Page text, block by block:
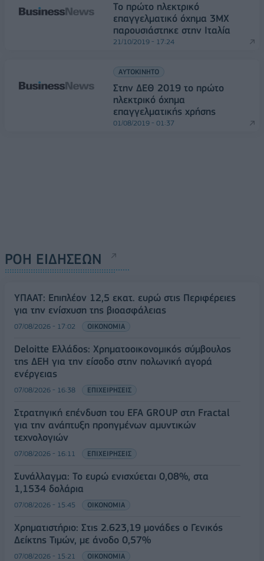
Το πρώτο ηλεκτρικό
επαγγελματικό όχημα 3ΜΧ
παρουσιάστηκε στην Ιταλία
21/10/2019 - 17:24
ΑΥΤΟΚΙΝΗΤΟ
Στην ΔΕΘ 2019 το πρώτο
ηλεκτρικό όχημα
επαγγελματικής χρήσης
01/08/2019 - 01:37
ΡΟΗ ΕΙΔΗΣΕΩΝ
ΥΠΑΑΤ: Επιπλέον 12,5 εκατ. ευρώ στις Περιφέρειες
για την ενίσχυση της βιοασφάλειας
07/08/2026 - 17:02 ΟΙΚΟΝΟΜΙΑ
Deloitte Ελλάδος: Χρηματοοικονομικός σύμβουλος
της ΔΕΗ για την είσοδο στην πολωνική αγορά
ενέργειας
07/08/2026 - 16:38 ΕΠΙΧΕΙΡΗΣΕΙΣ
Στρατηγική επένδυση του EFA GROUP στη Fractal
για την ανάπτυξη προηγμένων αμυντικών
τεχνολογιών
07/08/2026 - 16:11 ΕΠΙΧΕΙΡΗΣΕΙΣ
Συνάλλαγμα: Το ευρώ ενισχύεται 0,08%, στα
1,1534 δολάρια
07/08/2026 - 15:45 ΟΙΚΟΝΟΜΙΑ
Χρηματιστήριο: Στις 2.623,19 μονάδες ο Γενικός
Δείκτης Τιμών, με άνοδο 0,57%
07/08/2026 - 15:21 ΟΙΚΟΝΟΜΙΑ